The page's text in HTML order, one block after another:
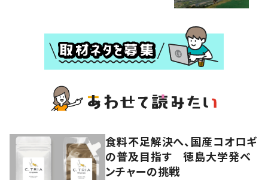
食料不足解決へ、国産コオロギ
の普及目指す 徳島大学発ベ
ンチャーの挑戦